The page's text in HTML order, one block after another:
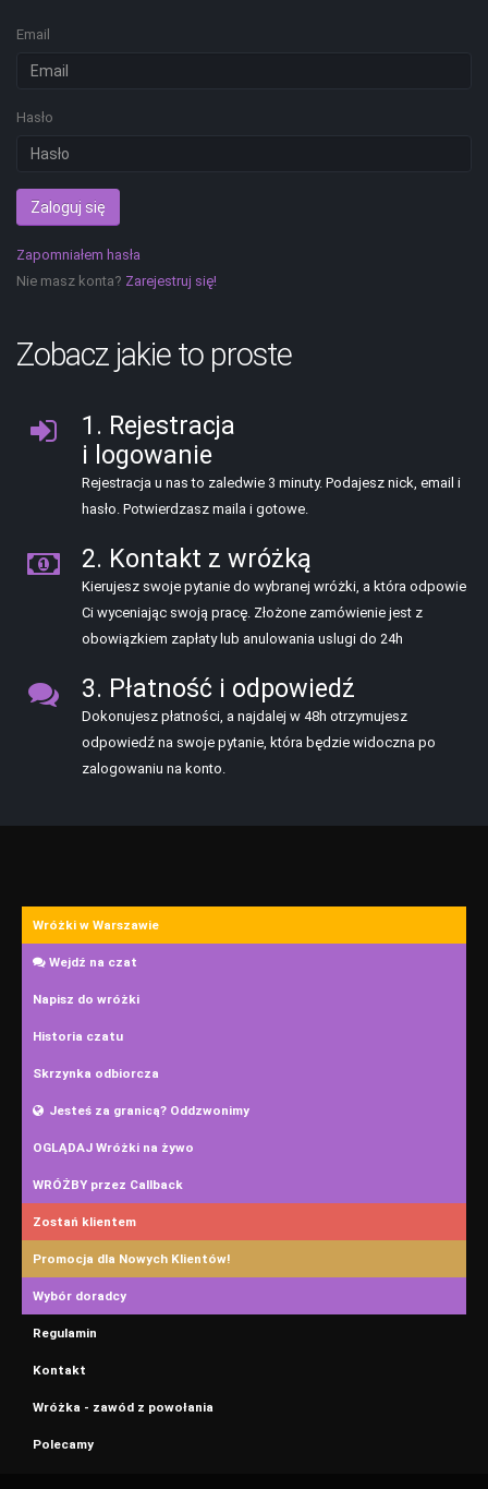
Email
Hasło
Zaloguj się
Zapomniałem hasła
Nie masz konta? Zarejestruj się!
Zobacz jakie to proste
1. Rejestracja
i logowanie
Rejestracja u nas to zaledwie 3 minuty. Podajesz nick, email i
hasło. Potwierdzasz maila i gotowe.
2. Kontakt z wróżką
Kierujesz swoje pytanie do wybranej wróżki, a która odpowie
Ci wyceniając swoją pracę. Złożone zamówienie jest z
obowiązkiem zapłaty lub anulowania uslugi do 24h
3. Płatność i odpowiedź
Dokonujesz płatności, a najdalej w 48h otrzymujesz
odpowiedź na swoje pytanie, która będzie widoczna po
zalogowaniu na konto.
Wróżki w Warszawie
Wejdź na czat
Napisz do wróżki
Historia czatu
Skrzynka odbiorcza
Jesteś za granicą? Oddzwonimy
OGLĄDAJ Wróżki na żywo
WRÓŻBY przez Callback
Zostań klientem
Promocja dla Nowych Klientów!
Wybór doradcy
Regulamin
Kontakt
Wróżka - zawód z powołania
Polecamy